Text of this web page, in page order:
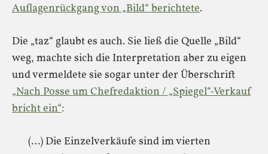
Auflagenrückgang von „Bild“ berichtete.
Die „taz“ glaubt es auch. Sie ließ die Quelle „Bild“
weg, machte sich die Interpretation aber zu eigen
und vermeldete sie sogar unter der Überschrift
„Nach Posse um Chefredaktion / „Spiegel“-Verkauf
bricht ein“:
(…) Die Einzelverkäufe sind im vierten